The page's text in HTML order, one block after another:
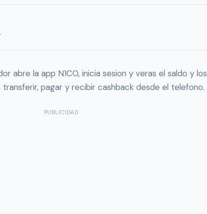
abre la app N1CO, inicia sesion y veras el saldo y
pagar y recibir cashback desde el telefono.
PUBLICIDAD